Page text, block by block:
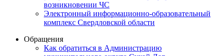
возникновении ЧС
Электронный информационно-образовательный
комплекс Свердловской области
Обращения
Как обратиться в Администрацию